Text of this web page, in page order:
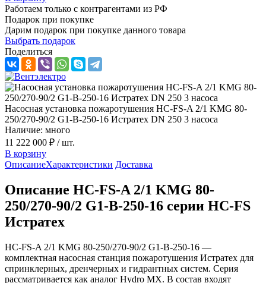
Работаем только с контрагентами из РФ
Подарок при покупке
Дарим подарок при покупке данного товара
Выбрать подарок
Поделиться
Насосная установка пожаротушения HC-FS-A 2/1 KMG 80-
250/270-90/2 G1-B-250-16 Истратех DN 250 3 насоса
Наличие: много
11 222 000 ₽ / шт.
В корзину
ОписаниеХарактеристики Доставка
Описание HC-FS-A 2/1 KMG 80-
250/270-90/2 G1-B-250-16 серии HC-FS
Истратех
HC-FS-A 2/1 KMG 80-250/270-90/2 G1-B-250-16 —
комплектная насосная станция пожаротушения Истратех для
спринклерных, дренчерных и гидрантных систем. Серия
рассматривается как аналог Hydro MX. В состав входят